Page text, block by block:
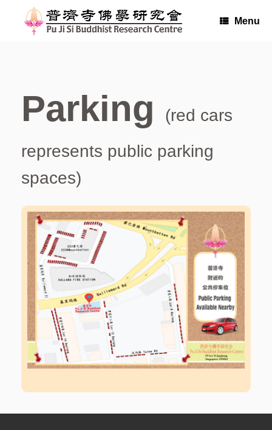
Menu
Parking
(red cars
represents public parking
spaces)